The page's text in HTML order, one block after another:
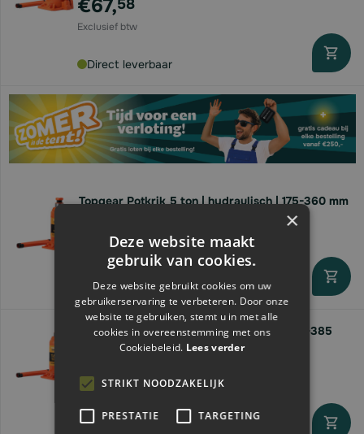
€67,58
Direct leverbaar
Topgear Potkrik 5 ton | hydraulisch | 175-360 mm
Direct leverbaar
Topgear Potkrik 16 ton | hydraulisch | 230-385
€53,
×
Deze website maakt
gebruik van cookies.
Deze website gebruikt cookies om uw
gebruikerservaring te verbeteren. Door onze
website te gebruiken, stemt u in met alle
cookies in overeenstemming met ons
Cookiebeleid. Lees verder
STRIKT NOODZAKELIJK
PRESTATIE TARGETING